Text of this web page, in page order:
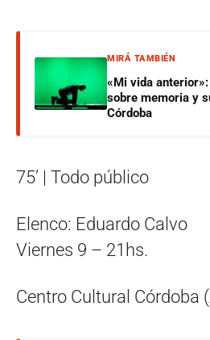
MIRÁ TAMBIÉN
«Mi vida
sobre memoria y
Córdoba
75’ | Todo público
Elenco: Eduardo Calvo
Viernes 9 – 21hs.
Centro Cultural Córdoba